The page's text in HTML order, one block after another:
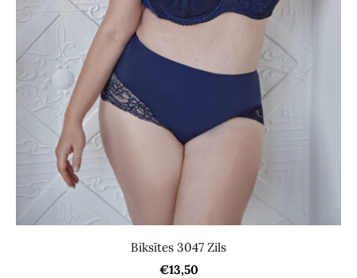
Biksītes 3047 Zils
€13,50